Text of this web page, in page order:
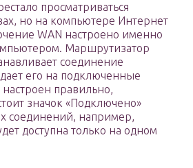
просматриваться
но на компьютере Интернет
WAN настроено именно
Маршрутизатор
соединение
его на подключенные
настроен правильно,
значок «Подключено»
соединений, например,
доступна только на одном